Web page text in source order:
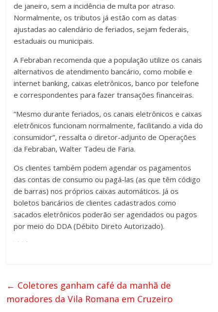
de janeiro, sem a incidência de multa por atraso.
Normalmente, os tributos já estão com as datas
ajustadas ao calendário de feriados, sejam federais,
estaduais ou municipais.
A Febraban recomenda que a população utilize os canais
alternativos de atendimento bancário, como mobile e
internet banking, caixas eletrônicos, banco por telefone
e correspondentes para fazer transações financeiras.
“Mesmo durante feriados, os canais eletrônicos e caixas
eletrônicos funcionam normalmente, facilitando a vida do
consumidor”, ressalta o diretor-adjunto de Operações
da Febraban, Walter Tadeu de Faria.
Os clientes também podem agendar os pagamentos
das contas de consumo ou pagá-las (as que têm código
de barras) nos próprios caixas automáticos. Já os
boletos bancários de clientes cadastrados como
sacados eletrônicos poderão ser agendados ou pagos
por meio do DDA (Débito Direto Autorizado).
← Coletores ganham café da manhã de
moradores da Vila Romana em Cruzeiro